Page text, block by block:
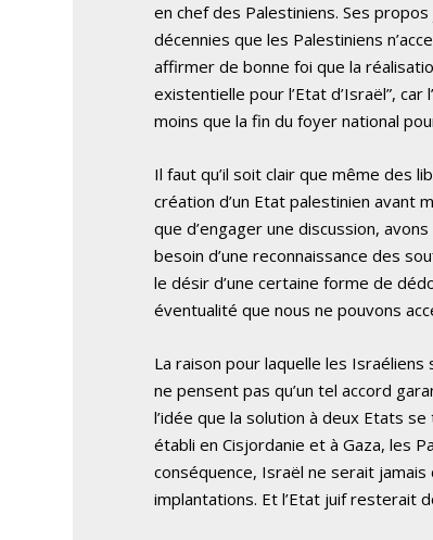
en chef des Palestiniens. Ses
décennies que les Palestiniens
affirmer de bonne foi que la
existentielle pour l’Etat d’Israël”,
moins que la fin du foyer national
Il faut qu’il soit clair que même des
création d’un Etat palestinien avant
que d’engager une discussion,
besoin d’une reconnaissance des
le désir d’une certaine forme de
éventualité que nous ne pouvons
La raison pour laquelle les
ne pensent pas qu’un tel accord
l’idée que la solution à deux Etats
établi en Cisjordanie et à Gaza, les
conséquence, Israël ne serait
implantations. Et l’Etat juif resterait